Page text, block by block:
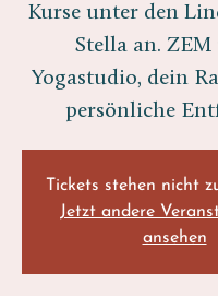
Kurse unter den
Stella an.
Yogastudio, dein
persönliche
Tickets stehen nicht
Jetzt andere
ansehen